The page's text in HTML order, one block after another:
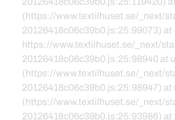
(https://www.textilhuset.se/_next/
20126418c06c39b0.js:25:99073) at
https://www.textilhuset.se/_next/
20126418c06c39b0.js:25:98940 at
(https://www.textilhuset.se/_next/
20126418c06c39b0.js:25:98947) at
(https://www.textilhuset.se/_next/
20126418c06c39b0.js:25:93986) at